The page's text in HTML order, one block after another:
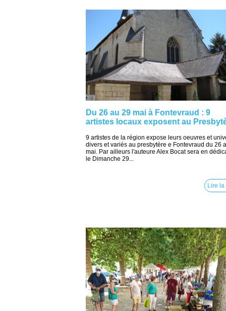
Du 26 au 29 mai à Fontevraud : 9
artistes locaux exposent au
9 artistes de la région expose leurs oeuvres et
divers et variés au presbytère e Fontevraud du 26
mai. Par ailleurs l'auteure Alex Bocat sera en
le Dimanche 29...
Lire la